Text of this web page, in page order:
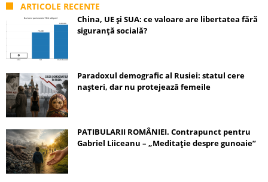
ARTICOLE RECENTE
China, UE și SUA: ce valoare are libertatea fără
siguranță socială?
Paradoxul demografic al Rusiei: statul cere
nașteri, dar nu protejează femeile
PATIBULARII ROMÂNIEI. Contrapunct pentru
Gabriel Liiceanu – „Meditație despre gunoaie”